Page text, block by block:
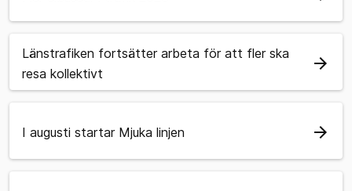
Länstrafiken fortsätter arbeta för att fler ska
resa kollektivt
arrow_forward
I augusti startar Mjuka linjen arrow_forward